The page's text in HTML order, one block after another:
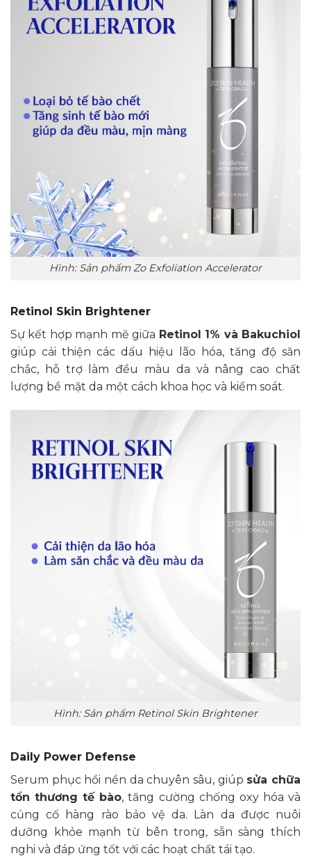
Hình: Sản phẩm Zo Exfoliation Accelerator
Retinol Skin Brightener
Sự kết hợp mạnh mẽ giữa Retinol 1% và Bakuchiol
giúp cải thiện các dấu hiệu lão hóa, tăng độ săn
chắc, hỗ trợ làm đều màu da và nâng cao chất
lượng bề mặt da một cách khoa học và kiểm soát.
Hình: Sản phẩm Retinol Skin Brightener
Daily Power Defense
Serum phục hồi nền da chuyên sâu, giúp sửa chữa
tổn thương tế bào, tăng cường chống oxy hóa và
củng cố hàng rào bảo vệ da. Làn da được nuôi
dưỡng khỏe mạnh từ bên trong, sẵn sàng thích
nghi và đáp ứng tốt với các hoạt chất tái tạo.